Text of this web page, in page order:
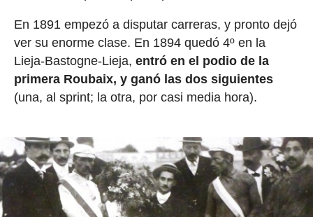
En 1891 empezó a disputar carreras, y pronto dejó
ver su enorme clase. En 1894 quedó 4º en la
Lieja-Bastogne-Lieja, entró en el podio de la
primera Roubaix, y ganó las dos siguientes
(una, al sprint; la otra, por casi media hora).